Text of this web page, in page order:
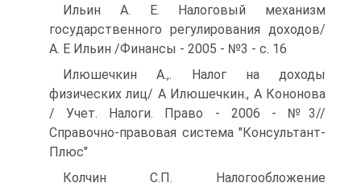
Ильин А. Е. Налоговый механизм
государственного регулирования доходов/
А. Е Ильин /Финансы - 2005 - №3 - с. 16
Илюшечкин А.,. Налог на доходы
физических лиц/ А Илюшечкин., А Кононова
/ Учет. Налоги. Право - 2006 - №3//
Справочно-правовая система "Консультант-
Плюс"
Колчин С.П. Налогообложение